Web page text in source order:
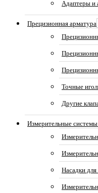
Адаптеры и
Прецизионная арматура
Точные
Другие
Измерительные
Насадки